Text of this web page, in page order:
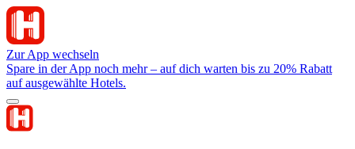
Zur App wechseln
Spare in der App noch mehr – auf dich warten bis zu 20% Rabatt
auf ausgewählte Hotels.